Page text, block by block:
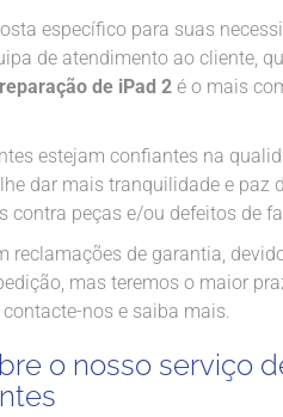
específico para suas
de atendimento ao cliente,
reparação de iPad 2 é o mais
estejam confiantes na
dar mais tranquilidade e
contra peças e/ou defeitos de
reclamações de garantia,
mas teremos o maior
nos e saiba mais.
o nosso serviço